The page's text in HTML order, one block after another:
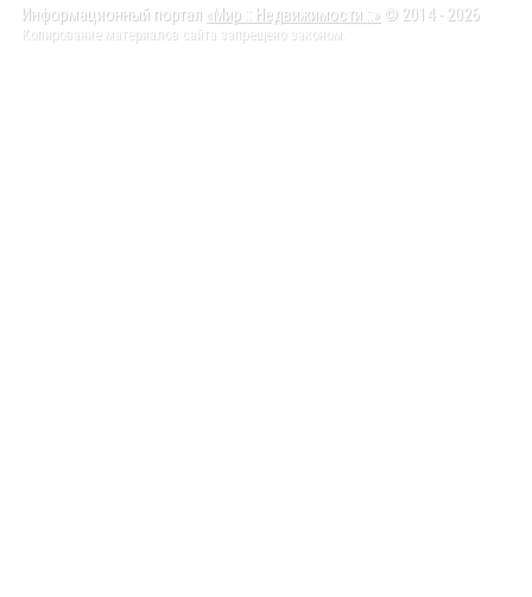
Информационный портал «Мир :: Недвижимости ::» © 2014 - 2026
Копирование материалов сайта запрещено законом.